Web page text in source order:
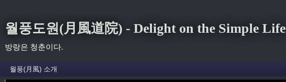
월풍도원(月風道院) - Delight on the Simple Life
방랑은 청춘이다.